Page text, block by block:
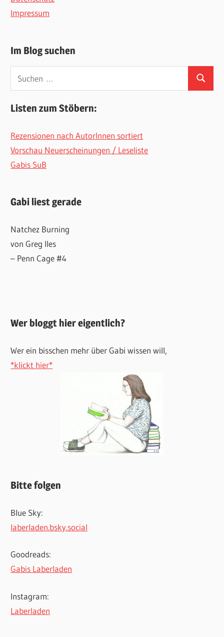
Impressum
Im Blog suchen
Suchen
Listen zum Stöbern:
Rezensionen nach AutorInnen sortiert
Vorschau Neuerscheinungen / Leseliste
Gabis SuB
Gabi liest gerade
Natchez Burning
von Greg Iles
– Penn Cage #4
Wer bloggt hier eigentlich?
Wer ein bisschen mehr über Gabi wissen will,
*klickt hier*
Bitte folgen
Blue Sky:
laberladen.bsky.social
Goodreads:
Gabis Laberladen
Instagram:
Laberladen